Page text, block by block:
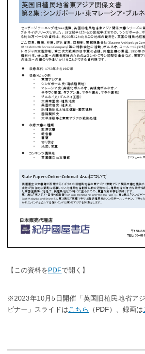
【この資料をPDFで開く】
※2023年10月5日開催「英国旧植民地省ア
ビナー」スライドはこちら （PDF）、録画は